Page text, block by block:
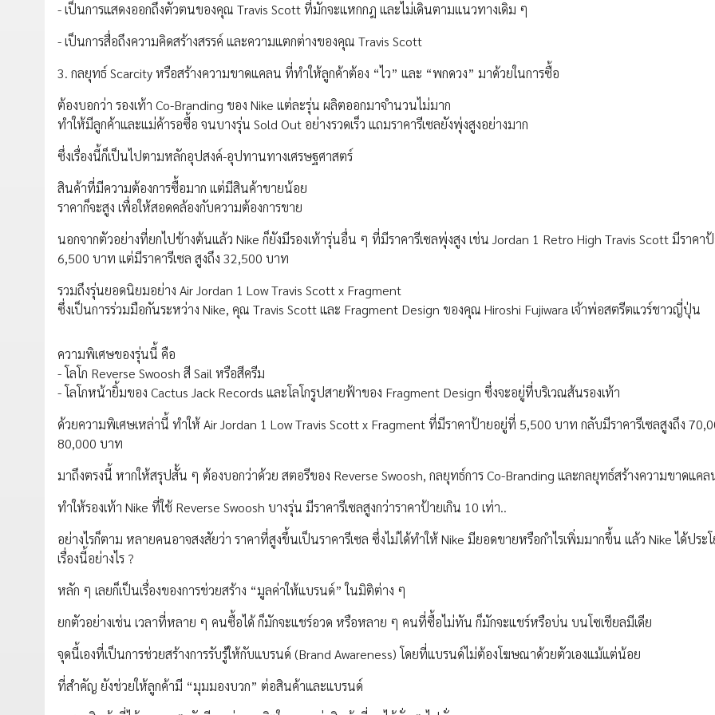
- เป็นการแสดงออกถึงตัวตนของคุณ Travis Scott ที่มักจะแหกกฎ และไม่เดินตามแนวทางเดิม ๆ
- เป็นการสื่อถึงความคิดสร้างสรรค์ และความแตกต่างของคุณ Travis Scott
3. กลยุทธ์ Scarcity หรือสร้างความขาดแคลน ที่ทำให้ลูกค้าต้อง “ไว” และ “พกดวง” มาด้วยในการซื้อ
ต้องบอกว่า รองเท้า Co-Branding ของ Nike แต่ละรุ่น ผลิตออกมาจำนวนไม่มาก
ทำให้มีลูกค้าและแม่ค้ารอซื้อ จนบางรุ่น Sold Out อย่างรวดเร็ว แถมราคารีเซลยังพุ่งสูงอย่างมาก
ซึ่งเรื่องนี้ก็เป็นไปตามหลักอุปสงค์-อุปทานทางเศรษฐศาสตร์
สินค้าที่มีความต้องการซื้อมาก แต่มีสินค้าขายน้อย
ราคาก็จะสูง เพื่อให้สอดคล้องกับความต้องการขาย
นอกจากตัวอย่างที่ยกไปข้างต้นแล้ว Nike ก็ยังมีรองเท้ารุ่นอื่น ๆ ที่มีราคารีเซลพุ่งสูง เช่น Jordan 1 Retro High Travis Scott มีราคา
6,500 บาท แต่มีราคารีเซล สูงถึง 32,500 บาท
รวมถึงรุ่นยอดนิยมอย่าง Air Jordan 1 Low Travis Scott x Fragment
ซึ่งเป็นการร่วมมือกันระหว่าง Nike, คุณ Travis Scott และ Fragment Design ของคุณ Hiroshi Fujiwara เจ้าพ่อสตรีตแวร์ชาวญี่ปุ่น
ความพิเศษของรุ่นนี้ คือ
- โลโก Reverse Swoosh สี Sail หรือสีครีม
- โลโกหน้ายิ้มของ Cactus Jack Records และโลโกรูปสายฟ้าของ Fragment Design ซึ่งจะอยู่ที่บริเวณส้นรองเท้า
ด้วยความพิเศษเหล่านี้ ทำให้ Air Jordan 1 Low Travis Scott x Fragment ที่มีราคาป้ายอยู่ที่ 5,500 บาท กลับมีราคารีเซลสูงถึง
80,000 บาท
มาถึงตรงนี้ หากให้สรุปสั้น ๆ ต้องบอกว่าด้วย สตอรีของ Reverse Swoosh, กลยุทธ์การ Co-Branding และกลยุทธ์สร้างความขาดแคล
ทำให้รองเท้า Nike ที่ใช้ Reverse Swoosh บางรุ่น มีราคารีเซลสูงกว่าราคาป้ายเกิน 10 เท่า..
อย่างไรก็ตาม หลายคนอาจสงสัยว่า ราคาที่สูงขึ้นเป็นราคารีเซล ซึ่งไม่ได้ทำให้ Nike มียอดขายหรือกำไรเพิ่มมากขึ้น แล้ว Nike ได้ประ
เรื่องนี้อย่างไร ?
หลัก ๆ เลยก็เป็นเรื่องของการช่วยสร้าง “มูลค่าให้แบรนด์” ในมิติต่าง ๆ
ยกตัวอย่างเช่น เวลาที่หลาย ๆ คนซื้อได้ ก็มักจะแชร์อวด หรือหลาย ๆ คนที่ซื้อไม่ทัน ก็มักจะแชร์หรือบ่น บนโซเชียลมีเดีย
จุดนี้เองที่เป็นการช่วยสร้างการรับรู้ให้กับแบรนด์ (Brand Awareness) โดยที่แบรนด์ไม่ต้องโฆษณาด้วยตัวเองแม้แต่น้อย
ที่สำคัญ ยังช่วยให้ลูกค้ามี “มุมมองบวก” ต่อสินค้าและแบรนด์